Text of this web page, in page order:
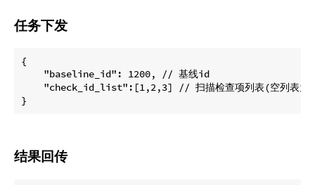
任务下发
{
    "baseline_id": 1200, // 基线id
"check_id_list":[1,2,3] // 扫描检查项列表(空列表为
结果回传